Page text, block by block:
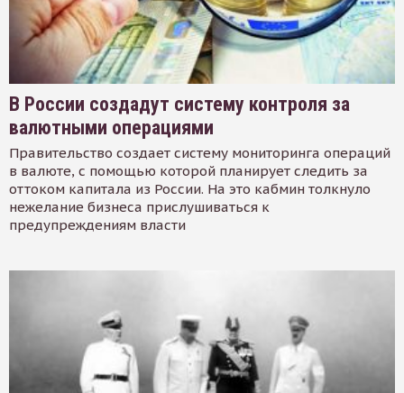
В России создадут систему контроля за
валютными операциями
Правительство создает систему мониторинга операций
в валюте, с помощью которой планирует следить за
оттоком капитала из России. На это кабмин толкнуло
нежелание бизнеса прислушиваться к
предупреждениям власти